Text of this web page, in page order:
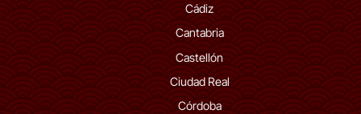
Cádiz
Cantabria
Castellón
Ciudad Real
Córdoba